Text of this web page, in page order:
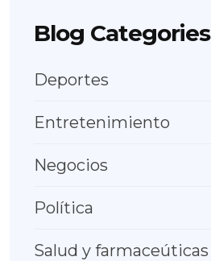
Blog Categories
Deportes
Entretenimiento
Negocios
Política
Salud y farmaceúticas